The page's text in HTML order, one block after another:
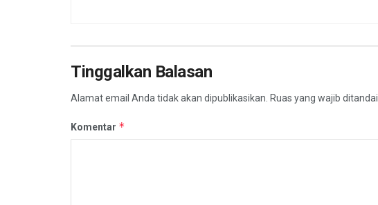
Tinggalkan Balasan
Alamat email Anda tidak akan dipublikasikan. Ruas yang wajib ditandai
Komentar *